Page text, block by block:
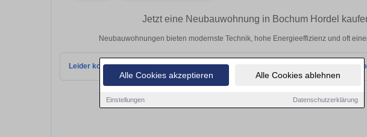
Alle Cookies akzeptieren Alle Cookies ablehnen
Einstellungen Datenschutzerklärung
Jetzt eine Neubauwohnung in Bochum Hordel
Neubauwohnungen bieten modernste Technik, hohe Energieeffizienz und oft
Leider konnten wir derzeit keine passenden Objekte finden. Schauen Sie bald wieder